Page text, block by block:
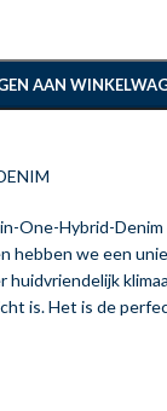
AAN
One-Hybrid-Denim
hebben we een
huidvriendelijk
is. Het is de